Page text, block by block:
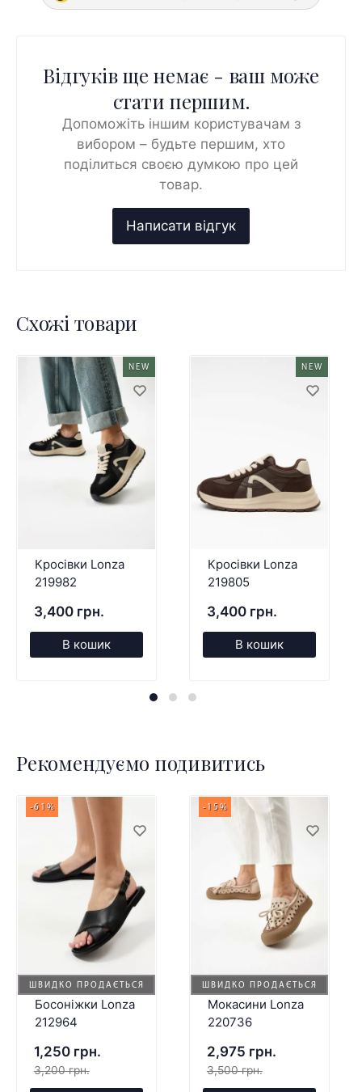
Відгуків ще немає - ваш може
стати першим.
Допоможіть іншим користувачам з
вибором – будьте першим, хто
поділиться своєю думкою про цей
товар.
Схожі товари
NEW
Кросівки Lonza
219982
3,400 грн.
В кошик
NEW
Кросівки Lonza
219805
3,400 грн.
В кошик
Рекомендуємо подивитись
ШВИДКО ПРОДАЄТЬСЯ
-61%
Босоніжки Lonza
212964
1,250 грн.
3,200 грн.
ШВИДКО ПРОДАЄТЬСЯ
-15%
Мокасини Lonza
220736
2,975 грн.
3,500 грн.